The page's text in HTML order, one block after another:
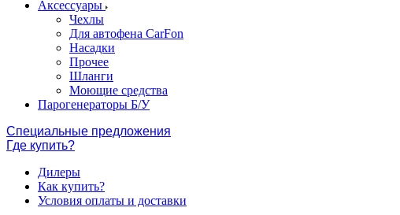
Аксессуары
Чехлы
Для автофена CarFon
Насадки
Прочее
Шланги
Моющие средства
Парогенераторы Б/У
Специальные предложения
Где купить?
Дилеры
Как купить?
Условия оплаты и доставки